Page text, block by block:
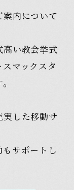
内について
い教会挙式
マックスタ
した移動サ
サポートし